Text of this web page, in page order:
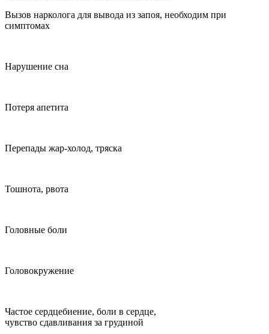
Вызов нарколога для вывода из запоя, необходим при
симптомах
Нарушение сна
Потеря апетита
Перепады жар-холод, тряска
Тошнота, рвота
Головные боли
Головокружение
Частое сердцебиение, боли в сердце,
чувство сдавливания за грудиной